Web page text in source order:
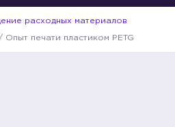
расходных материалов
/ Опыт печати пластиком PETG